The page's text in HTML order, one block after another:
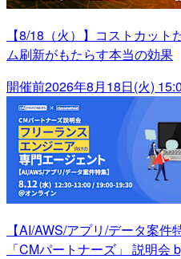
【8/18（火）】コストカッ
ム刷新がもたらす本当の効果
開催前2026年8月18日(火)
【AI/AWS/アプリ/データ案
「CMパートナーズ」 説明会